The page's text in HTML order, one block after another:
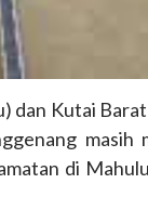
dan Kutai
masih
di